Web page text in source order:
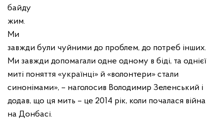
байду
жим.
Ми
завжди були чуйними до проблем, до потреб інших.
Ми завжди допомагали одне одному в біді, та однієї
миті поняття «українці» й «волонтери» стали
синонімами», – наголосив Володимир Зеленський і
додав, що ця мить – це 2014 рік, коли почалася війна
на Донбасі.